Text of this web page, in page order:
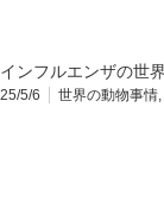
ンフルエンザの世
5/6 世界の動物事情